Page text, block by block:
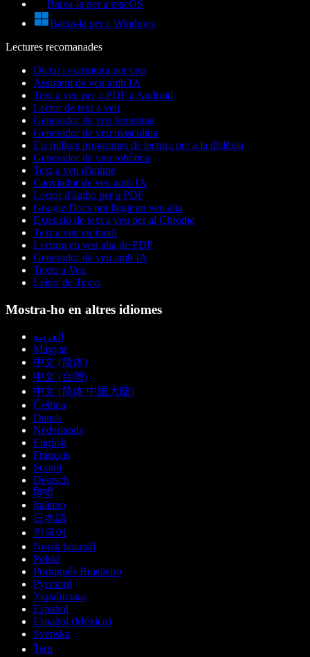
Baixa-la per a macOS
Baixa-la per a Windows
Lectures recomanades
Dictat i escriptura per veu
Assistent de veu amb IA
Text a veu per a PDF a Android
Lector de text a veu
Generador de veu femenina
Generador de veu masculina
Els millors programes de lectura per a la dislèxia
Generador de veu robòtica
Text a veu d'anime
Canviador de veu amb IA
Lector d'àudio per a PDF
Google Docs pot llegir en veu alta
Extensió de text a veu per al Chrome
Text a veu en hindi
Lectura en veu alta de PDF
Generador de veu amb IA
Texto a Voz
Leitor de Texto
Mostra-ho en altres idiomes
العربية
Magyar
中文 (简体)
中文 (台灣)
中文 (简体 中国大陆)
Čeština
Dansk
Nederlands
English
Français
Suomi
Deutsch
हिन्दी
Italiano
日本語
한국어
Norsk bokmål
Polski
Português Brasileiro
Русский
Українська
Español
Español (México)
Svenska
ไทย